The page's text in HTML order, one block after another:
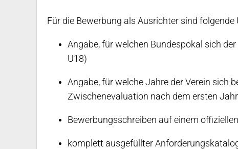
Für die Bewerbung als Ausrichter sind folgende
Angabe, für welchen Bundespokal sich
U18)
Angabe, für welche Jahre der Verein sich
Zwischenevaluation nach dem ersten
Bewerbungsschreiben auf einem
komplett ausgefüllter